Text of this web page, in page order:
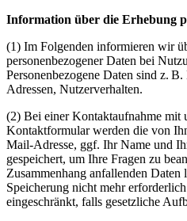
Information über die Erhebung
(1) Im Folgenden informieren wir
personenbezogener Daten bei
Personenbezogene Daten sind z.
Adressen, Nutzerverhalten.
(2) Bei einer Kontaktaufnahme mit
Kontaktformular werden die von
Mail-Adresse, ggf. Ihr Name und
gespeichert, um Ihre Fragen zu
Zusammenhang anfallenden Daten
Speicherung nicht mehr
eingeschränkt, falls gesetzliche